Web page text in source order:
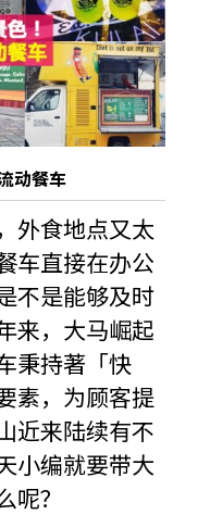
动餐车
外食地点又太
车直接在办公
不是能够及时
来，大马崛起
秉持著「快
素，为顾客提
近来陆续有不
小编就要带大
？